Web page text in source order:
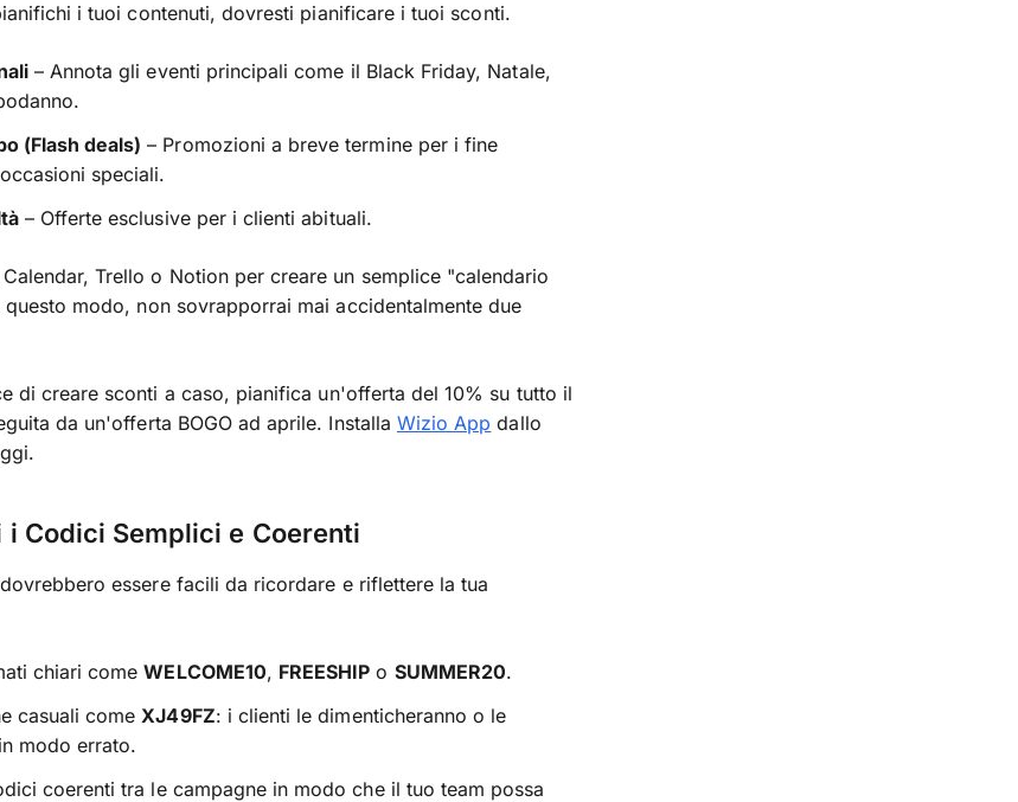
i tuoi contenuti, dovresti pianificare i tuoi sconti.
– Annota gli eventi principali come il Black Friday, Natale,
(Flash deals) – Promozioni a breve termine per i fine
speciali.
– Offerte esclusive per i clienti abituali.
Trello o Notion per creare un semplice "calendario
modo, non sovrapporrai mai accidentalmente due
di creare sconti a caso, pianifica un'offerta del 10% su tutto il
da un'offerta BOGO ad aprile. Installa Wizio App dallo
i Codici Semplici e Coerenti
essere facili da ricordare e riflettere la tua
chiari comeWELCOME10, FREESHIP o SUMMER20.
casuali comeXJ49FZ: i clienti le dimenticheranno o le
modo errato.
coerenti tra le campagne in modo che il tuo team possa